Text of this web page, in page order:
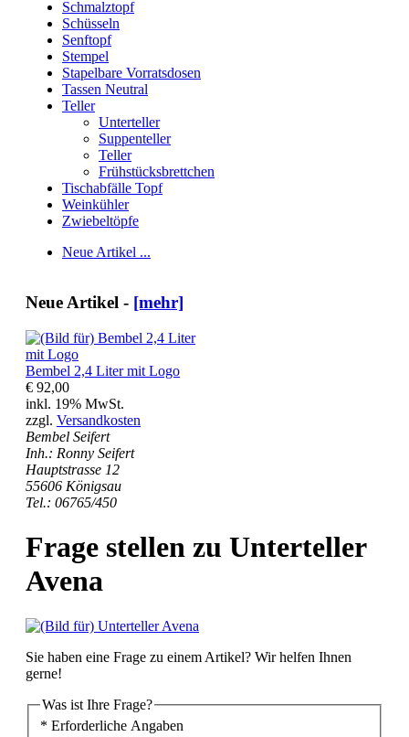
Schmalztopf
Schüsseln
Senftopf
Stempel
Stapelbare Vorratsdosen
Tassen Neutral
Teller
Unterteller
Suppenteller
Teller
Frühstücksbrettchen
Tischabfälle Topf
Weinkühler
Zwiebeltöpfe
Neue Artikel ...
Neue Artikel - [mehr]
Bembel 2,4 Liter mit Logo
€ 92,00
inkl. 19% MwSt.
zzgl. Versandkosten
Bembel Seifert
Inh.: Ronny Seifert
Hauptstrasse 12
55606 Königsau
Tel.: 06765/450
Frage stellen zu Unterteller
Avena
Sie haben eine Frage zu einem Artikel? Wir helfen Ihnen
gerne!
Was ist Ihre Frage?
* Erforderliche Angaben